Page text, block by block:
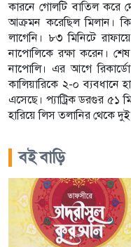
কারনে গোলটি বাতিল করে
আক্রমন করেছিল মিলান।
লাগেনি। ৮৩ মিনিটে
নাপোলিকে রক্ষা করেন।
নাপোলি। এর আগে
কালিয়ারিকে ২-০ ব্যবধানে
এসেছে। প্যাট্রিক ডরগুর ৫১
হারিয়ে লিস তলানির থেকে
বই বাড়ি